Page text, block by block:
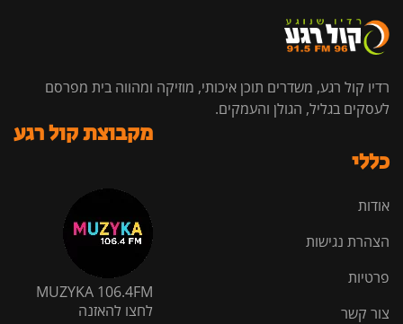
רדיו קול רגע, משדרים תוכן איכותי, מוזיקה ומהווה בית מפרסם
לעסקים בגליל, הגולן והעמקים.
כללי
אודות
הצהרת נגישות
פרטיות
צור קשר
מקבוצת קול רגע
MUZYKA 106.4FM
לחצו להאזנה